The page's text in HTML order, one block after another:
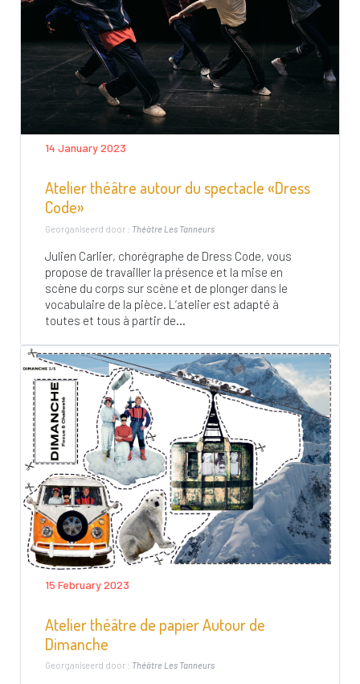
14 January 2023
Atelier théâtre autour du spectacle «Dress
Code»
Georganiseerd door : Théâtre Les Tanneurs
Julien Carlier, chorégraphe de Dress Code, vous
propose de travailler la présence et la mise en
scène du corps sur scène et de plonger dans le
vocabulaire de la pièce. L’atelier est adapté à
toutes et tous à partir de...
15 February 2023
Atelier théâtre de papier Autour de
Dimanche
Georganiseerd door : Théâtre Les Tanneurs